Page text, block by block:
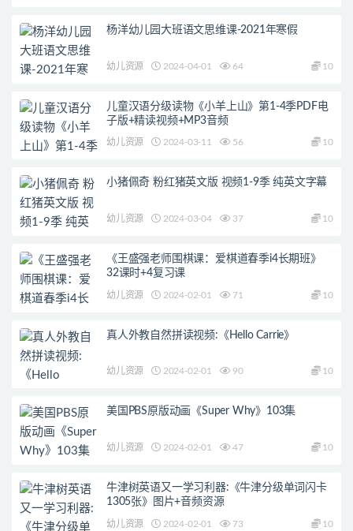
杨洋幼儿园大班语文思维课-2021年寒假
幼儿资源 2024-04-01 64 10
儿童汉语分级读物《小羊上山》第1-4季PDF电
子版+精读视频+MP3音频
幼儿资源 2024-03-11 56 10
小猪佩奇 粉红猪英文版 视频1-9季 纯英文字幕
幼儿资源 2024-03-04 37 10
《王盛强老师围棋课：爱棋道春季i4长期班》
32课时+4复习课
幼儿资源 2024-02-01 71 10
真人外教自然拼读视频:《Hello Carrie》
幼儿资源 2024-02-01 90 10
美国PBS原版动画《Super Why》103集
幼儿资源 2024-02-01 47 10
牛津树英语又一学习利器:《牛津分级单词闪卡
1305张》图片+音频资源
幼儿资源 2024-02-01 73 10